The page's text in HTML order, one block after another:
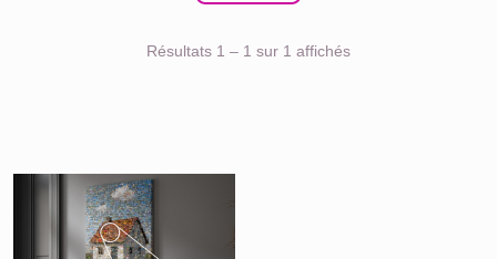
Résultats 1 – 1 sur 1 affichés